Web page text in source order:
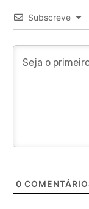
Subscreve
0